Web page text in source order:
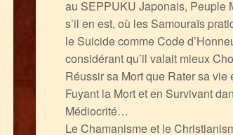
au SEPPUKU Japonais, Peuple
s’il en est, où les Samouraïs
le Suicide comme Code
considérant qu’il valait mieux
Réussir sa Mort que Rater sa vie
Fuyant la Mort et en Survivant
Médiocrité…
Le Chamanisme et le